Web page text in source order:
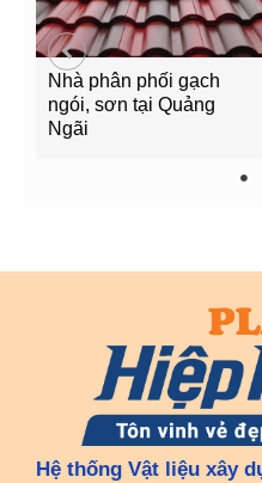
Nhà phân phối gạch
ngói, sơn tại Quảng
Ngãi
1
Hệ thống Vật liệu xây